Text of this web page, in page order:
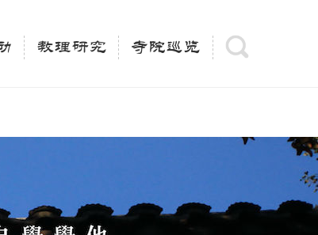
$description =
教理研究 寺院巡览